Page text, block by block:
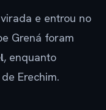
e entrou no
Grená foram
, enquanto
Erechim.